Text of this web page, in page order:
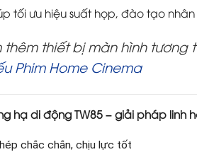
tối ưu hiệu suất họp, đào tạo
thêm thiết bị màn hình
Phim Home Cinema
hạ di động TW85 – giải pháp linh
chắc chắn, chịu lực tốt